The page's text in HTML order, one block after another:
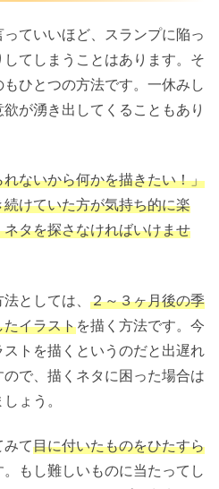
ていいほど、スランプに陥っ
てしまうことはあります。そ
ひとつの方法です。一休みし
が湧き出してくることもあり
ないから何かを描きたい！」
けていた方が気持ち的に楽
タを探さなければいけませ
としては、 ２～３ヶ月後の季
たイラストを描く方法です。今
トを描くというのだと出遅れ
で、描くネタに困った場合は
ょう。
て目に付いたものをひたすら
もし難しいものに当たってし